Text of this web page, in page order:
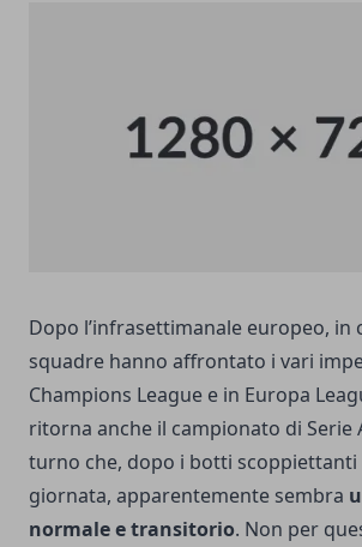
Dopo l’infrasettimanale europeo, in
squadre hanno affrontato i vari
Champions League e in Europa
ritorna anche il campionato di Serie
turno che, dopo i botti scoppiettanti
giornata, apparentemente sembra
normale e transitorio. Non per